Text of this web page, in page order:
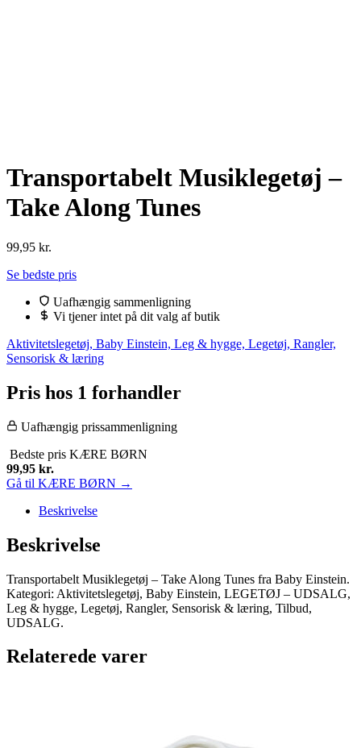
Transportabelt Musiklegetøj –
Take Along Tunes
99,95 kr.
Se bedste pris
Uafhængig sammenligning
Vi tjener intet på dit valg af butik
Aktivitetslegetøj, Baby Einstein, Leg & hygge, Legetøj, Rangler,
Sensorisk & læring
Pris hos 1 forhandler
Uafhængig prissammenligning
Bedste pris KÆRE BØRN
99,95 kr.
Gå til KÆRE BØRN →
Beskrivelse
Beskrivelse
Transportabelt Musiklegetøj – Take Along Tunes fra Baby Einstein.
Kategori: Aktivitetslegetøj, Baby Einstein, LEGETØJ – UDSALG,
Leg & hygge, Legetøj, Rangler, Sensorisk & læring, Tilbud,
UDSALG.
Relaterede varer